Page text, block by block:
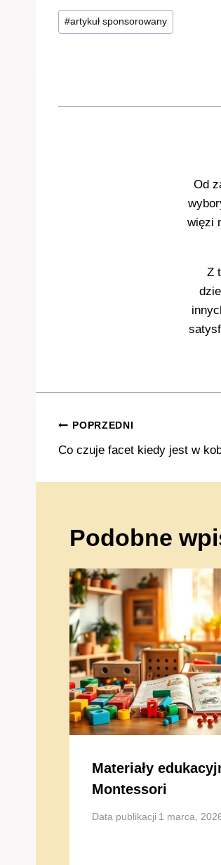
Tagi
wpisu:
#artykuł sponsorowany
Od
więzi
Z
Nawigacja
wpisu
POPRZEDNI
Co czuje facet kiedy jest w
Podobne
Materiały
Montessori
Data publikacji 1 marca,